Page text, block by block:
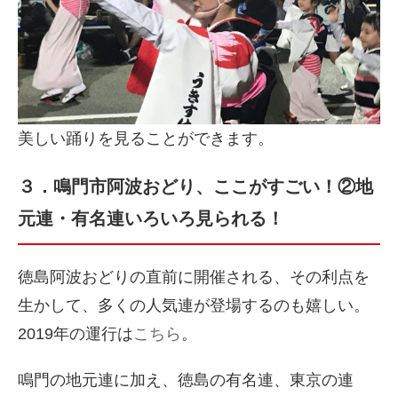
美しい踊りを見ることができます。
３．鳴門市阿波おどり、ここがすごい！②地
元連・有名連いろいろ見られる！
徳島阿波おどりの直前に開催される、その利点を
生かして、多くの人気連が登場するのも嬉しい。
2019年の運行はこちら 。
鳴門の地元連に加え、徳島の有名連、東京の連